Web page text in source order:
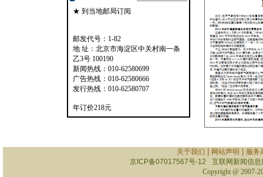
★ 到当地邮局订阅
邮发代号：1-82
地 址：北京市海淀区中关村南一条
乙3号 100190
新闻热线：010-62580699
广告热线：010-62580666
发行热线：010-62580707
年订价218元
关于我们 网站声明
服务
京ICP备07017567号-12
互联网新闻信
Copyright @ 2007-